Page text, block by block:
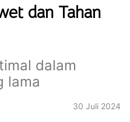
dan Tahan
dalam
lama
30 Juli 2024